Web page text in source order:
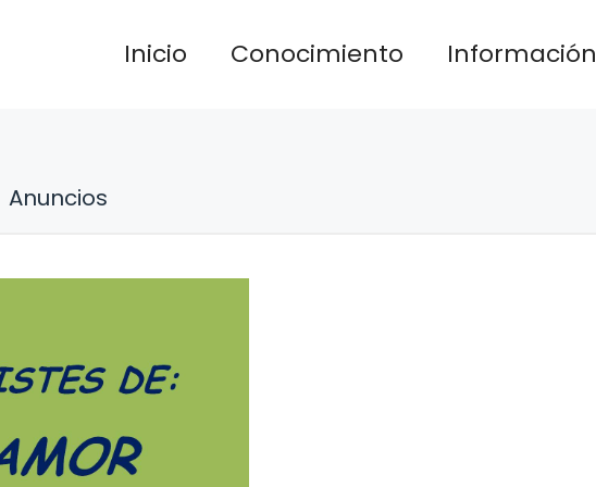
Inicio Conocimiento Información
Anuncios